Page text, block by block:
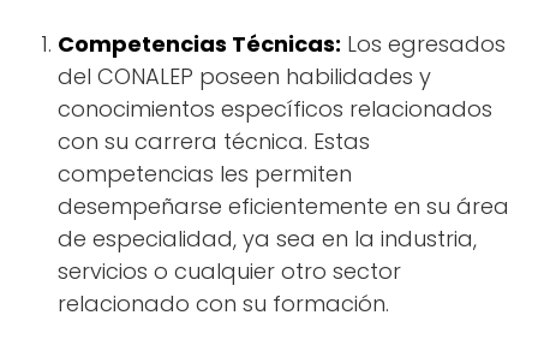
Competencias Técnicas: Los egresados
del CONALEP poseen habilidades y
conocimientos específicos relacionados
con su carrera técnica. Estas
competencias les permiten
desempeñarse eficientemente en su área
de especialidad, ya sea en la industria,
servicios o cualquier otro sector
relacionado con su formación.